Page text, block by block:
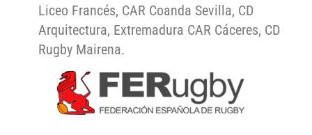
Liceo Francés, CAR Coanda Sevilla, CD
Arquitectura, Extremadura CAR Cáceres, CD
Rugby Mairena.